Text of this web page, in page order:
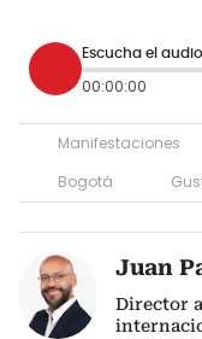
Escucha el audio
00:00:00
Manifestaciones
Bogotá
Juan
Director